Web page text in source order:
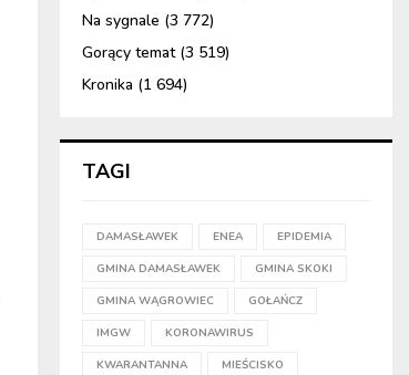
Na sygnale (3 772)
Gorący temat(3 519)
Kronika (1 694)
TAGI
DAMASŁAWEK ENEA EPIDEMIA
GMINA DAMASŁAWEK GMINA SKOKI
GMINA WĄGROWIEC GOŁAŃCZ
IMGW KORONAWIRUS
KWARANTANNA MIEŚCISKO